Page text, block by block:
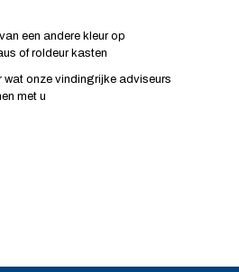
een andere kleur op
of roldeur kasten
wat onze vindingrijke adviseurs
met u